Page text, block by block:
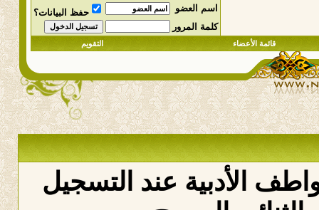
اسم العضو
حفظ البيانات؟
كلمة المرور
قائمة الأعضاء التقويم
الأدبية عند التسجيل